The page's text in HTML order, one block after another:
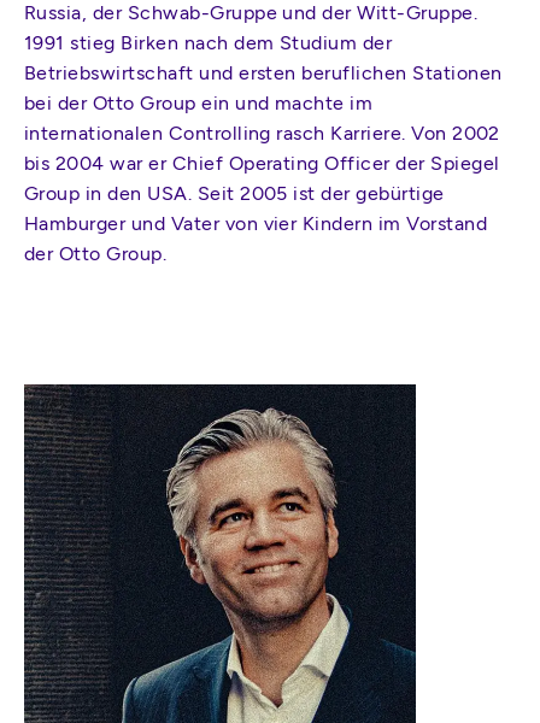
Russia, der Schwab-Gruppe und der Witt-Gruppe.
1991 stieg Birken nach dem Studium der
Betriebswirtschaft und ersten beruflichen Stationen
bei der Otto Group ein und machte im
internationalen Controlling rasch Karriere. Von 2002
bis 2004 war er Chief Operating Officer der Spiegel
Group in den USA. Seit 2005 ist der gebürtige
Hamburger und Vater von vier Kindern im Vorstand
der Otto Group.